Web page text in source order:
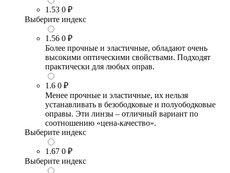
1.53 0 ₽
Выберите индекс
1.56 0 ₽
Более прочные и эластичные, обладают очень
высокими оптическими свойствами. Подходят
практически для любых оправ.
1.6 0 ₽
Менее прочные и эластичные, их нельзя
устанавливать в безободковые и полуободковые
оправы. Эти линзы – отличный вариант по
соотношению «цена-качество».
Выберите индекс
1.67 0 ₽
Выберите индекс